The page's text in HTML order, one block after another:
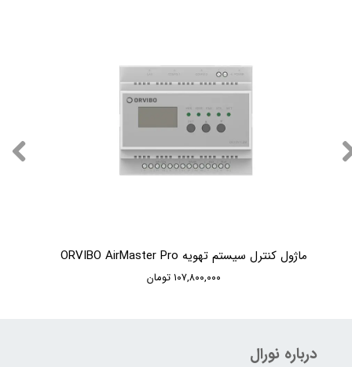
ماژول کنترل سیستم تهویه ORVIBO AirMaster Pro
۱۰۷,۸۰۰,۰۰۰ تومان
درباره نورال